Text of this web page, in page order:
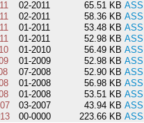
02-2011 65.51 KB
02-2011 58.36 KB
01-2011 53.48 KB
01-2011 52.98 KB
01-2010 56.49 KB
01-2009 52.98 KB
07-2008 52.90 KB
01-2008 56.98 KB
01-2008 53.51 KB
03-2007 43.94 KB
00-0000 223.66 KB